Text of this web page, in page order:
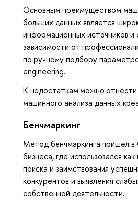
Основным преимуществом
больших данных является
информационных источников и
зависимости от
по ручному подбору
engineering.
К недостаткам можно
машинного анализа данных
Бенчмаркинг
Метод бенчмаркинга пришел в
бизнеса, где использовался
поиска и заимствования
конкурентов и выявления
собственной деятельности.